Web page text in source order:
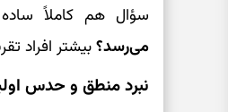
سؤال هم کاملاً
می‌رسد؟بیشتر افراد
نبرد منطق و حدس